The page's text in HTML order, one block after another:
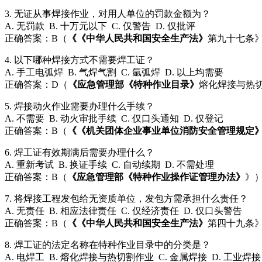
3. 无证从事焊接作业，对用人单位的罚款金额为？
A. 无罚款 B. 十万元以下 C. 仅警告 D. 仅批评
正确答案：B（
《《中华人民共和国安全生产法》 第九十七条》
4. 以下哪种焊接方式不需要焊工证？
A. 手工电弧焊 B. 气焊气割 C. 氩弧焊 D. 以上均需要
正确答案：D（
《应急管理部《特种作业目录》 熔化焊接与热
5. 焊接动火作业需要办理什么手续？
A. 不需要 B. 动火审批手续 C. 仅口头通知 D. 仅登记
正确答案：B（
《《机关团体企业事业单位消防安全管理规定》
6. 焊工证有效期满后需要办理什么？
A. 重新考试 B. 换证手续 C. 自动续期 D. 不需处理
正确答案：B（
《应急管理部《特种作业操作证管理办法》 》）
7. 将焊接工程发包给无资质单位，发包方需承担什么责任？
A. 无责任 B. 相应法律责任 C. 仅经济责任 D. 仅口头警告
正确答案：B（
《《中华人民共和国安全生产法》 第四十九条》
8. 焊工证的法定名称在特种作业目录中的分类是？
A. 电焊工 B. 熔化焊接与热切割作业 C. 金属焊接 D. 工业焊接